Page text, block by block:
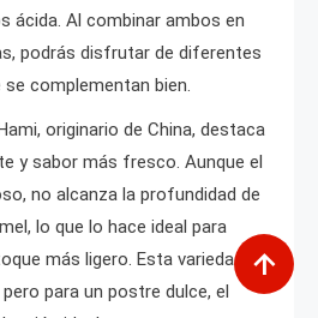
ácida. Al combinar ambos en
podrás disfrutar de diferentes
complementan bien.
originario de China, destaca
y sabor más fresco. Aunque el
no alcanza la profundidad de
lo que lo hace ideal para
más ligero. Esta variedad es
para un postre dulce, el